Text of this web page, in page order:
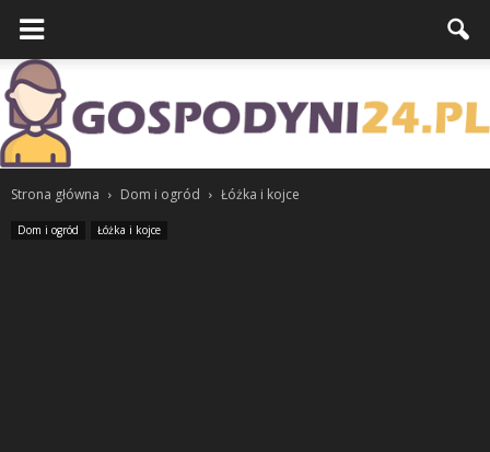
Strona główna Dom i ogród Łóżka i kojce
Dom i ogród Łóżka i kojce